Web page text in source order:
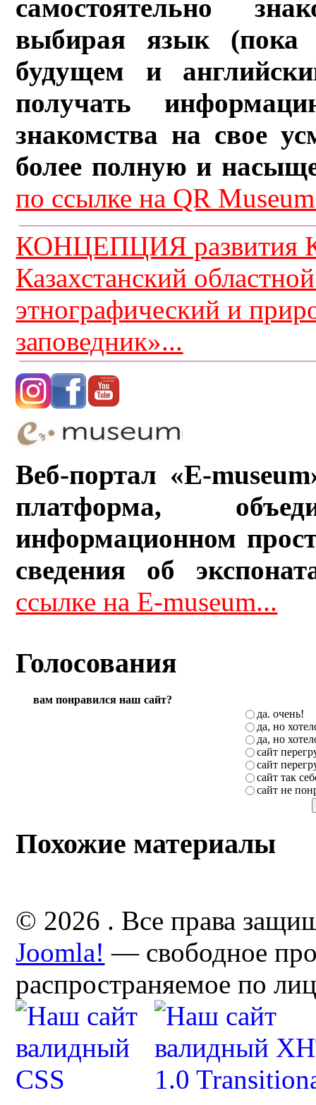
самостоятельно
выбирая язык (пока
будущем и
получать
знакомства на свое
более полную и
по ссылке на QR
КОНЦЕПЦИЯ развития
Казахстанский
этнографический и
заповедник»...
Веб-портал «E-
платформа,
информационном
сведения об
ссылке на E-museum...
Голосования
вам понравился наш сайт?
да. очень!
да, но
да, но
сайт
сайт
сайт так
сайт не
Похожие материалы
© 2026 . Все права
Joomla! — свободное
распространяемое по